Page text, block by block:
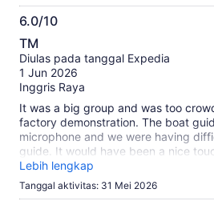
6.0/10
6.0
dari
10
TM
Diulas pada tanggal Expedia
1 Jun 2026
Inggris Raya
It was a big group and was too
factory demonstration. The boat
microphone and we were having
guide. It would have been a nice
offered on the boat as part of the
countries do on similar tours. It
if more time was available on one of
Lebih lengkap
Tanggal aktivitas: 31 Mei 2026